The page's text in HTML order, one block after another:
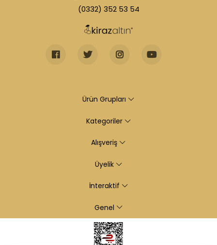
(0332) 352 53 54
Ürün Grupları
Kategoriler
Alışveriş
Üyelik
İnteraktif
Genel